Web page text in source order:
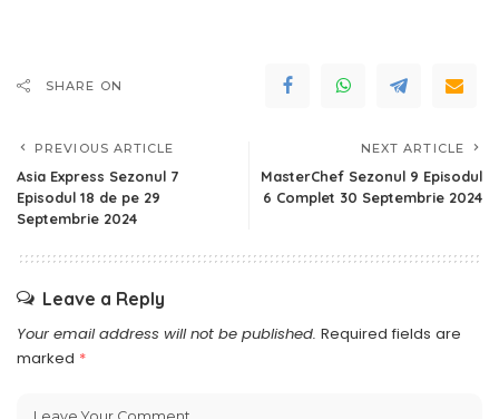
SHARE ON
PREVIOUS ARTICLE
Asia Express Sezonul 7
Episodul 18 de pe 29
Septembrie 2024
NEXT ARTICLE
MasterChef Sezonul 9 Episodul
6 Complet 30 Septembrie 2024
Leave a Reply
Your email address will not be published. Required fields are
marked *